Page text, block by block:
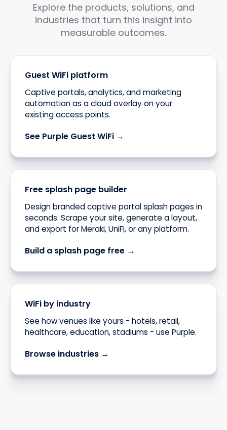
Explore the products, solutions, and
industries that turn this insight into
measurable outcomes.
Guest WiFi platform
Captive portals, analytics, and marketing
automation as a cloud overlay on your
existing access points.
See Purple Guest WiFi →
Free splash page builder
Design branded captive portal splash pages in
seconds. Scrape your site, generate a layout,
and export for Meraki, UniFi, or any platform.
Build a splash page free →
WiFi by industry
See how venues like yours - hotels, retail,
healthcare, education, stadiums - use Purple.
Browse industries →